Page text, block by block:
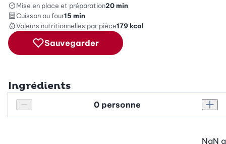
Mise en place et préparation20 min
Cuisson au four15 min
Valeurs nutritionnelles par pièce179kcal
Sauvegarder
Ingrédients
Réduire le nombre de personnes
Personnes
NaN g